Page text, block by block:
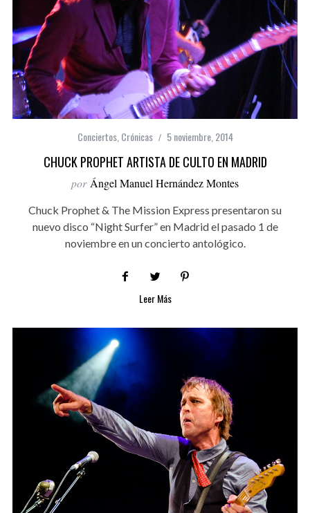
Conciertos, Crónicas 5 noviembre, 2014
CHUCK PROPHET ARTISTA DE CULTO EN MADRID
por Ángel Manuel Hernández Montes
Chuck Prophet & The Mission Express presentaron su
nuevo disco “Night Surfer” en Madrid el pasado 1 de
noviembre en un concierto antológico.
Leer Más